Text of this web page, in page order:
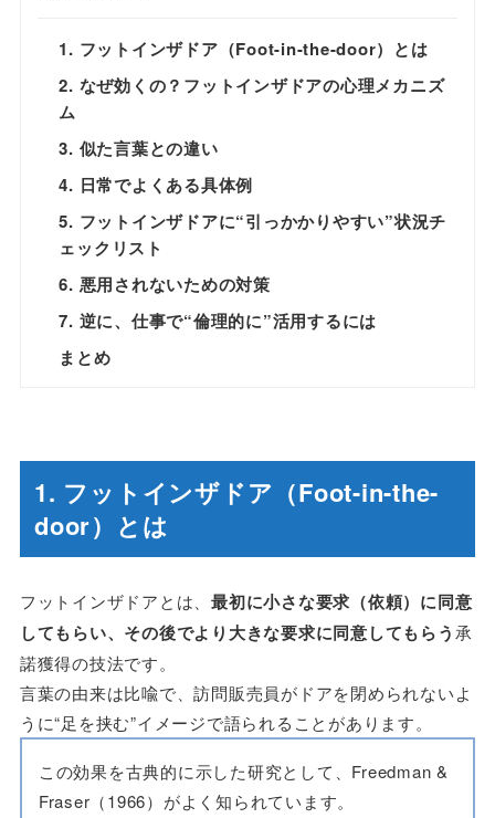
1. フットインザドア（Foot-in-the-door）とは
2. なぜ効くの？フットインザドアの心理メカニズ
ム
3. 似た言葉との違い
4. 日常でよくある具体例
5. フットインザドアに“引っかかりやすい”状況チ
ェックリスト
6. 悪用されないための対策
7. 逆に、仕事で“倫理的に”活用するには
まとめ
1. フットインザドア（Foot-in-the-
door）とは
フットインザドアとは、最初に小さな要求（依頼）に同意
してもらい、その後でより大きな要求に同意してもらう 承
諾獲得の技法です。
言葉の由来は比喩で、訪問販売員がドアを閉められないよ
うに“足を挟む”イメージで語られることがあります。
この効果を古典的に示した研究として、Freedman &
Fraser（1966）がよく知られています。